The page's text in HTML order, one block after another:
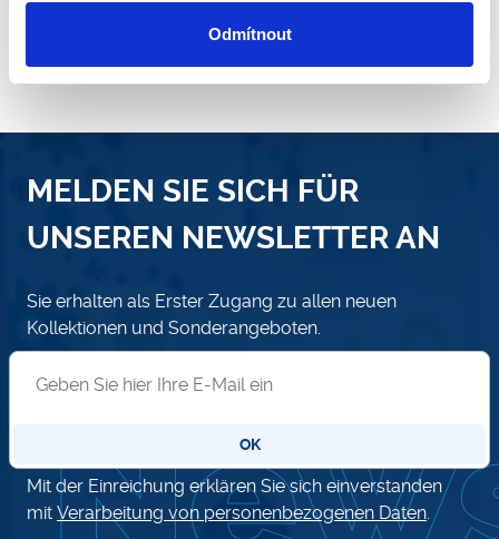
Odmítnout
Vorrätig 3 Stk.
MELDEN SIE SICH FÜR
UNSEREN NEWSLETTER AN
Sie erhalten als Erster Zugang zu allen neuen
Kollektionen und Sonderangeboten.
OK
Mit der Einreichung erklären Sie sich einverstanden
mit Verarbeitung von personenbezogenen Daten